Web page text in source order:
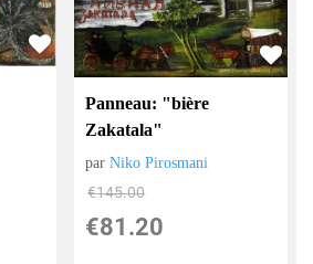
Panneau: "bière
Zakatala"
parNiko Pirosmani
€145.00
€81.20